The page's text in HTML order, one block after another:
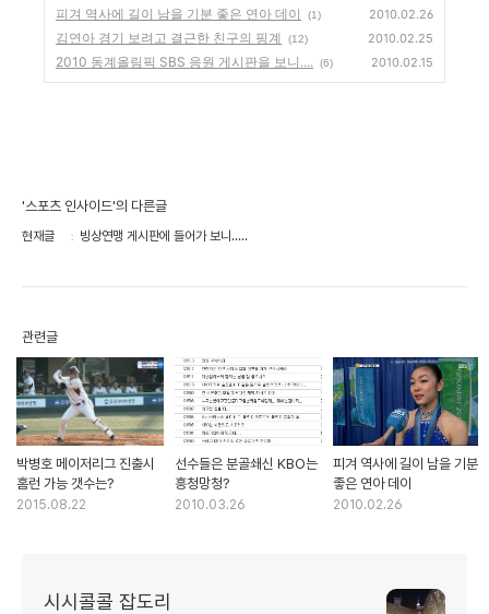
피겨 역사에 길이 남을 기분 좋은 연아 데이 (1) 2010.02.26
김연아 경기 보려고 결근한 친구의 핑계 (12) 2010.02.25
2010 동계올림픽 SBS 응원 게시판을 보니.... (6) 2010.02.15
'스포츠 인사이드'의 다른글
현재글 빙상연맹 게시판에 들어가 보니.....
관련글
박병호 메이저리그 진출시
홈런 가능 갯수는?
2015.08.22
선수들은 분골쇄신 KBO는
흥청망청?
2010.03.26
피겨 역사에 길이 남을 기분
좋은 연아 데이
2010.02.26
시시콜콜 잡도리